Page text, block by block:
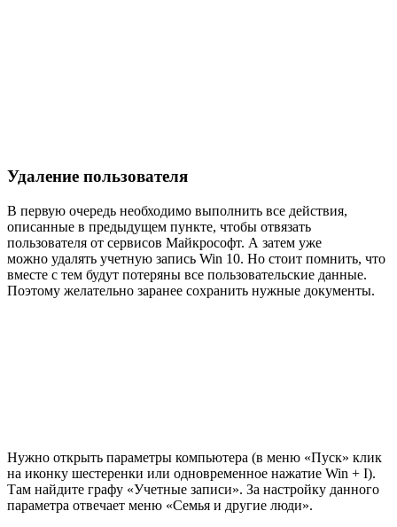
Удаление пользователя
В первую очередь необходимо выполнить все действия,
описанные в предыдущем пункте, чтобы отвязать
пользователя от сервисов Майкрософт. А затем уже
можно удалять учетную запись Win 10. Но стоит помнить, что
вместе с тем будут потеряны все пользовательские данные.
Поэтому желательно заранее сохранить нужные документы.
Нужно открыть параметры компьютера (в меню «Пуск» клик
на иконку шестеренки или одновременное нажатие Win + I).
Там найдите графу «Учетные записи». За настройку данного
параметра отвечает меню «Семья и другие люди».